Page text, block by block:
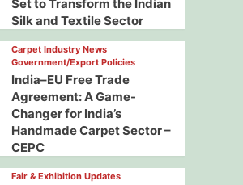
Set to Transform the Indian
Silk and Textile Sector
Carpet Industry News
Government/Export Policies
India–EU Free Trade
Agreement: A Game-
Changer for India’s
Handmade Carpet Sector –
CEPC
Fair & Exhibition Updates